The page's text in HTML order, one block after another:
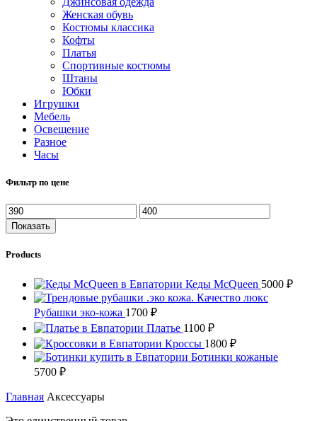
Женская обувь
Костюмы классика
Кофты
Платья
Спортивные костюмы
Штаны
Юбки
Игрушки
Мебель
Освещение
Разное
Часы
Фильтр по цене
Показать
Products
Кеды McQueen 5000 ₽
Рубашки эко-кожа 1700 ₽
Платье 1100 ₽
Кроссы 1800 ₽
Ботинки кожаные
5700 ₽
Главная Аксессуары